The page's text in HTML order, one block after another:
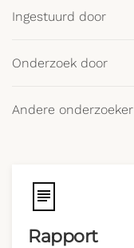
Ingestuurd door
Onderzoek door
Andere onderzoeker
Rapport